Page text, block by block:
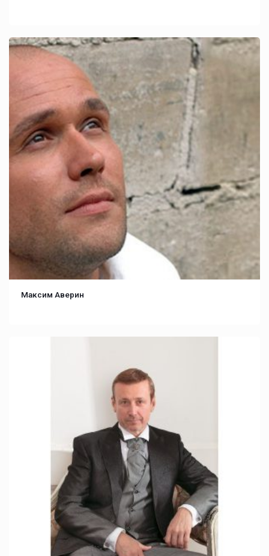
Максим Аверин